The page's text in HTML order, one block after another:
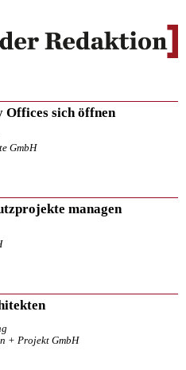
Offices sich öffnen
GmbH
managen
+ Projekt GmbH